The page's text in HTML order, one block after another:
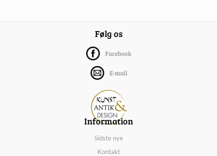
Følg os
Facebook
E-mail
Information
Sidste nye
Kontakt